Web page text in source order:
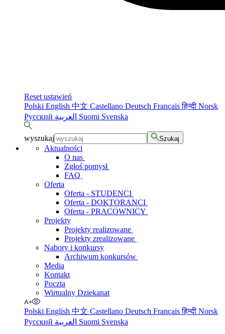
Reset ustawień
Polski English 中文 Castellano Deutsch Françaisहिन्दी Norsk
Русский
Suomi Svenska
wyszukaj Szukaj
Aktualności
O nas
Zgłoś pomysł
FAQ
Oferta
Oferta - STUDENCI
Oferta - DOKTORANCI
Oferta - PRACOWNICY
Projekty
Projekty realizowane
Projekty zrealizowane
Nabory i konkursy
Archiwum konkursów
Media
Kontakt
Poczta
Wirtualny Dziekanat
Polski English 中文 Castellano Deutsch Françaisहिन्दी Norsk
Русский
Suomi Svenska